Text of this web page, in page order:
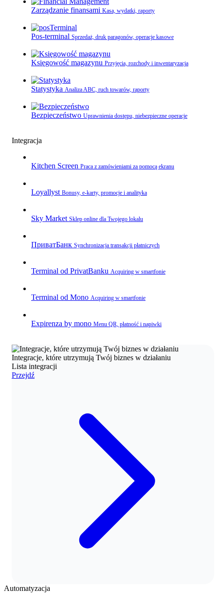
Zarządzanie finansami Kasa, wydatki, raporty
Pos-terminal Sprzedaż, druk paragonów, operacje kasowe
Księgowość magazynu Przyjęcia, rozchody i inwentaryzacja
Statystyka Analiza ABC, ruch towarów, raporty
Bezpieczeństwo Uprawnienia dostępu, niebezpieczne operacje
Integracja
Kitchen Screen Praca z zamówieniami za pomocą ekranu
Loyallyst Bonusy, e‑karty, promocje i analityka
Sky Market Sklep online dla Twojego lokalu
ПриватБанк Synchronizacja transakcji płatniczych
Terminal od PrivatBanku Acquiring w smartfonie
Terminal od Mono Acquiring w smartfonie
Expirenza by mono Menu QR, płatność i napiwki
Integracje, które utrzymują Twój biznes w działaniu
Lista integracji
Przejdź
Automatyzacja